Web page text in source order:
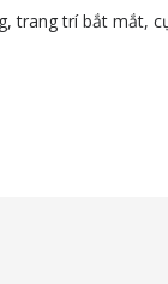
trang trí bắt mắt,